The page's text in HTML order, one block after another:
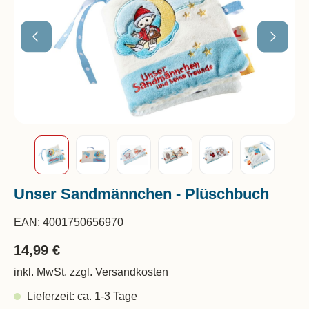
Unser Sandmännchen - Plüschbuch
EAN: 4001750656970
14,99 €
inkl. MwSt. zzgl. Versandkosten
Lieferzeit: ca. 1-3 Tage